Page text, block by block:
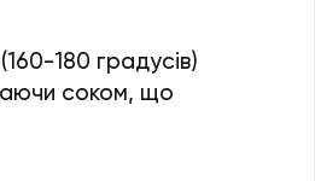
180 градусів)
соком, що